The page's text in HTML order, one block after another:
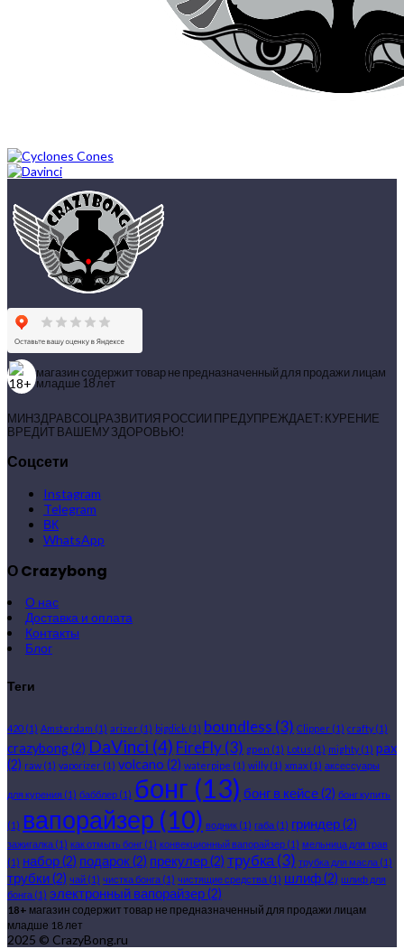
магазин содержит товар не предназначенный для продажи лицам
младше 18 лет
МИНЗДРАВСОЦРАЗВИТИЯ РОССИИ ПРЕДУПРЕЖДАЕТ: КУРЕНИЕ
ВРЕДИТ ВАШЕМУ ЗДОРОВЬЮ!
Соцсети
Instagram
Telegram
ВК
WhatsApp
О Crazybong
О нас
Доставка и оплата
Контакты
Блог
Теги
420 (1) Amsterdam (1) arizer (1) bigdick (1) boundless (3) Clipper (1) crafty(1)
crazybong(2) DaVinci (4) FireFly(3) gpen (1) Lotus (1) mighty(1) pax
(2) raw (1) vaporizer (1) volcano (2) waterpipe (1) willy(1) xmax (1) аксессуары
для курения (1) бабблер (1) бонг (13) бонг в кейсе(2) бонг купить
(1) вапорайзер (10) водник (1) габа (1) гриндер(2)
зажигалка (1) как отмыть бонг (1) конвекционный вапорайзер (1) мельница для трав
(1) набор(2) подарок(2) прекулер(2) трубка(3) трубка для масла (1)
трубки(2) чай (1) чистка бонга (1) чистящие средства (1) шлиф(2) шлиф для
бонга (1) электронный вапорайзер(2)
18+ магазин содержит товар не предназначенный для продажи лицам
младше 18 лет
2025 © CrazyBong.ru